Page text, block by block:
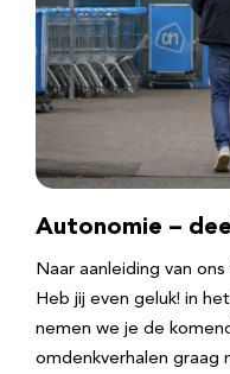
Autonomie –
Naar aanleiding van
Heb jij even geluk! in
nemen we je de
omdenkverhalen graag